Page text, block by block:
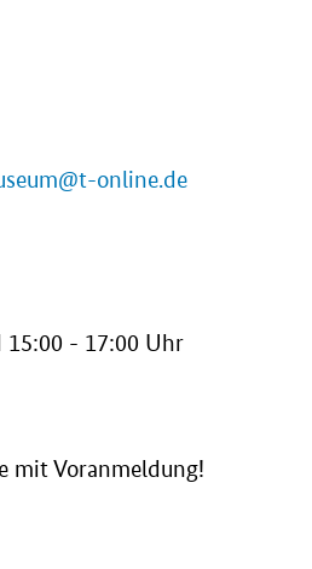
online.de
- 17:00 Uhr
mit Voranmeldung!